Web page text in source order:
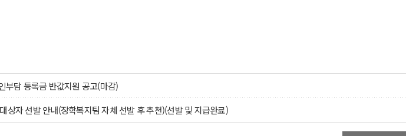
부담 등록금 반값지원 공고(마감)
상자 선발 안내(장학복지팀 자체 선발 후 추천)(선발 및 지급완료)